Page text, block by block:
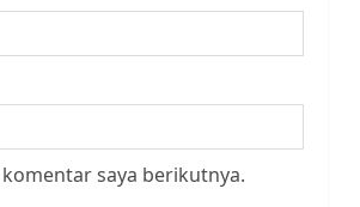
saya berikutnya.